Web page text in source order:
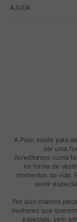
AJUDA
A Polin existe para
ser uma
Acreditamos numa
na forma de
momentos da vida.
sentir
Por isso criamos
mulheres que
especiais, sem